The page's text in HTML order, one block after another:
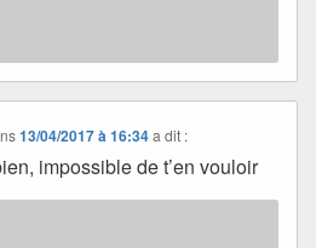
13/04/2017 à 16:34 a dit :
impossible de t’en vouloir